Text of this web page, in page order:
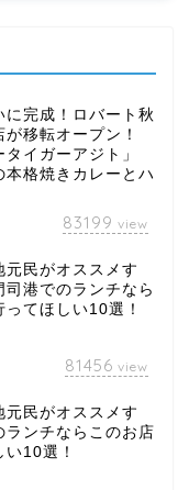
に完成！ロバート秋
移転オープン！
タイガーアジト」
本格焼きカレーとハ
83199 view
元民がオススメす
司港でのランチなら
ってほしい10選！
81456 view
元民がオススメす
ランチならこのお店
10選！